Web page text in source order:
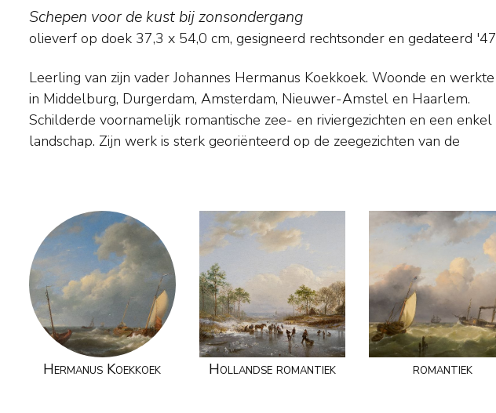
Schepen voor de kust bij zonsondergang
olieverf op doek 37,3 x 54,0 cm, gesigneerd rechtsonder en gedateerd '47
Leerling van zijn vader Johannes Hermanus Koekkoek. Woonde en werkte
in Middelburg, Durgerdam, Amsterdam, Nieuwer-Amstel en Haarlem.
Schilderde voornamelijk romantische zee- en riviergezichten en een enkel
landschap. Zijn werk is sterk georiënteerd op de zeegezichten van de
vermaarde Hollandse schilders uit de Gouden eeuw. Al in zijn tijd kreeg hij
veel waardering voor zijn werk; in 1875 ontving hij de Gouden Medaille
voor schilderskunst. Behalve aan zijn zonen gaf Hermanus Koekkoek ook
Hermanus Koekkoek Hollandse romantiek romantiek